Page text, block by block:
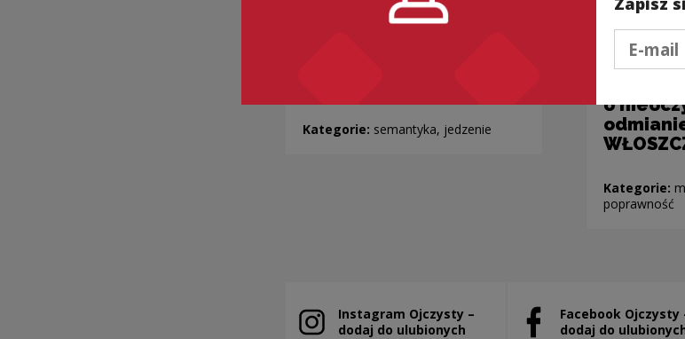
Kategorie: semantyka, jedzenie
o
Kategorie:
poprawność
Instagram Ojczysty –
dodaj do ulubionych
Note, the link will open in a new window
Facebook Ojczysty
dodaj do
Note, the link will open in